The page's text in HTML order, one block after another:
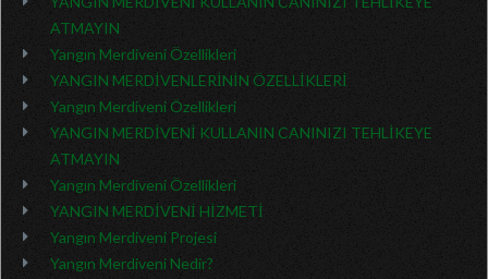
ATMAYIN
Yangın Merdiveni Özellikleri
YANGIN MERDİVENLERİNİN ÖZELLİKLERİ
Yangın Merdiveni Özellikleri
YANGIN MERDİVENİ KULLANIN CANINIZI TEHLİKEYE
ATMAYIN
Yangın Merdiveni Özellikleri
YANGIN MERDİVENİ HİZMETİ
Yangın Merdiveni Projesi
Yangın Merdiveni Nedir?